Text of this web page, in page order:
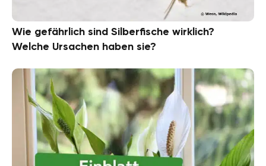
Wie gefährlich sind Silberfische wirklich?
Welche Ursachen haben sie?